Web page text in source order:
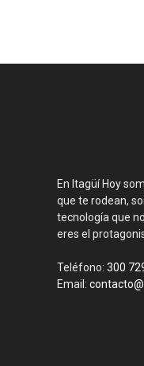
En Itagüí Hoy
que te rodean,
tecnología que
eres el
Teléfono: 300
Email: